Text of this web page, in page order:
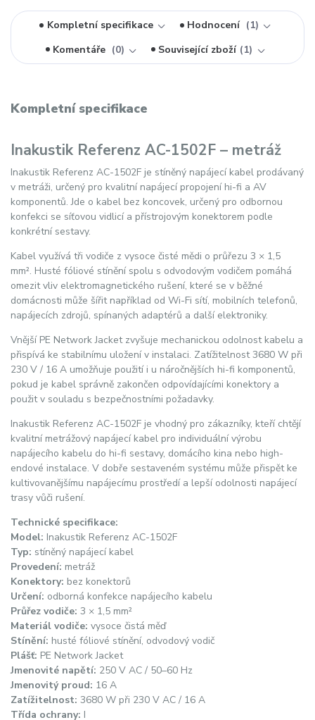
Kompletní specifikace Hodnocení
1
Komentáře
0 Související zboží 1
Kompletní specifikace
Inakustik Referenz AC-1502F – metráž
Inakustik Referenz AC-1502F je stíněný napájecí kabel prodávaný
v metráži, určený pro kvalitní napájecí propojení hi-fi a AV
komponentů. Jde o kabel bez koncovek, určený pro odbornou
konfekci se síťovou vidlicí a přístrojovým konektorem podle
konkrétní sestavy.
Kabel využívá tři vodiče z vysoce čisté mědi o průřezu 3 × 1,5
mm². Husté fóliové stínění spolu s odvodovým vodičem pomáhá
omezit vliv elektromagnetického rušení, které se v běžné
domácnosti může šířit například od Wi-Fi sítí, mobilních telefonů,
napájecích zdrojů, spínaných adaptérů a další elektroniky.
Vnější PE Network Jacket zvyšuje mechanickou odolnost kabelu a
přispívá ke stabilnímu uložení v instalaci. Zatížitelnost 3680 W při
230 V / 16 A umožňuje použití i u náročnějších hi-fi komponentů,
pokud je kabel správně zakončen odpovídajícími konektory a
použit v souladu s bezpečnostními požadavky.
Inakustik Referenz AC-1502F je vhodný pro zákazníky, kteří chtějí
kvalitní metrážový napájecí kabel pro individuální výrobu
napájecího kabelu do hi-fi sestavy, domácího kina nebo high-
endové instalace. V dobře sestaveném systému může přispět ke
kultivovanějšímu napájecímu prostředí a lepší odolnosti napájecí
trasy vůči rušení.
Technické specifikace:
Model: Inakustik Referenz AC-1502F
Typ: stíněný napájecí kabel
Provedení: metráž
Konektory: bez konektorů
Určení: odborná konfekce napájecího kabelu
Průřez vodiče: 3 × 1,5 mm²
Materiál vodiče: vysoce čistá měď
Stínění: husté fóliové stínění, odvodový vodič
Plášť: PE Network Jacket
Jmenovité napětí: 250 V AC / 50–60 Hz
Jmenovitý proud: 16 A
Zatížitelnost: 3680 W při 230 V AC / 16 A
Třída ochrany: I